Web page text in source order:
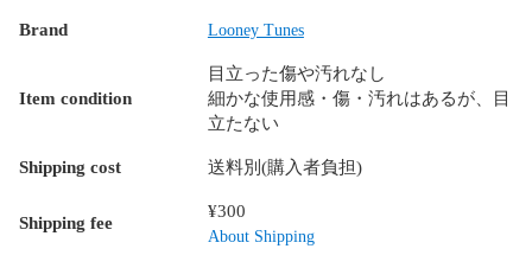
E：使用感の強く目立つ中古品になります。
全体的に使用感が強く目立ち、目立つ汚れやダメージが見受
けられる状態の中古品になります。
※この商品は実店舗、その他ショッピングモールでも同時に販
売しており、在庫の有無が反映されいていないことがありま
す。
ご注文いただいた商品の在庫がない場合は、ご注文をキャン
セルさせていただきますこと予めご了承ください。
Brand Looney Tunes
Item condition
目立った傷や汚れなし
細かな使用感・傷・汚れはあるが、目
立たない
Shipping cost 送料別(購入者負担)
Shipping fee
¥300
About Shipping